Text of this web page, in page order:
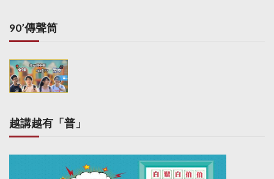
a
t
i
o
n
90’傳聲筒
越講越有「普」